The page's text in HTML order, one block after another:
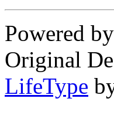
Powered by
Original
LifeType